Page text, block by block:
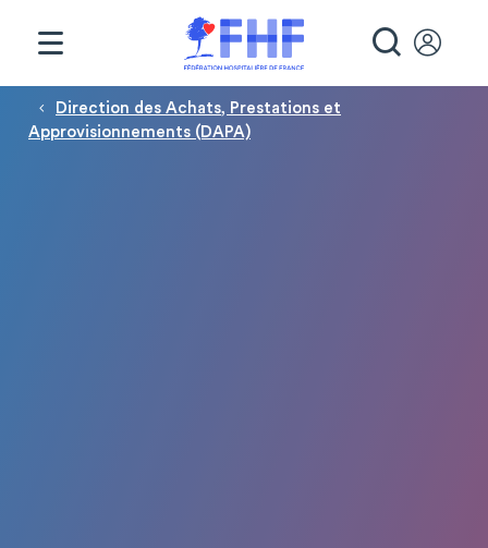
Fil d'Ariane
Direction des Achats, Prestations et
Approvisionnements (DAPA)
Panneau de gestion des cookies